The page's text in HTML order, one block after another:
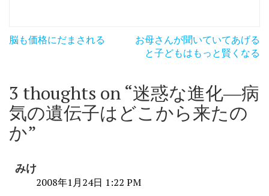
投
ビ
ゲ
ー
ョ
脳も価格にだまされる
お母さんが聞いていてあげる
と子どもはもっと賢くなる
3 thoughts on “迷惑な進化―病
気の遺伝子はどこから来たの
か”
みけ
2008年1月24日 1:22 PM